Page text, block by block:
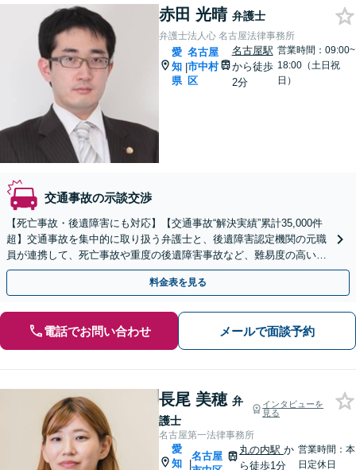
赤田 光晴 弁護士
弁護士法人心 名古屋法律事務所
愛
知
県
|
名古屋
市中村
区
名古屋駅
から徒歩
2分
営業時間：09:00~
18:00（土日祝
日）
交通事故の示談交渉
【死亡事故・後遺障害にも対応】【交通事故“解決実績”累計35,000件
超】交通事故を集中的に取り扱う弁護士と、後遺障害認定機関の元職
員が連携して、死亡事故や重度の後遺障害事故など、難易度の高い事
案についても対応させていただきます。
料金表を見る
電話でお問い合わせ メールで面談予約
長尾 美穂 弁
護士
インタビューを
見る
名古屋第一法律事務所
愛
知
|
名古屋
丸の内駅か
ら徒歩1分
営業時間：本
日定休日